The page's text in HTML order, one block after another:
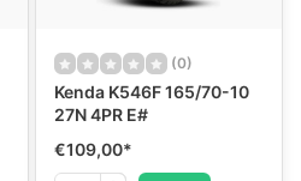
(0)
Kenda K546F 165/70-10
27N 4PR E#
€109,00*